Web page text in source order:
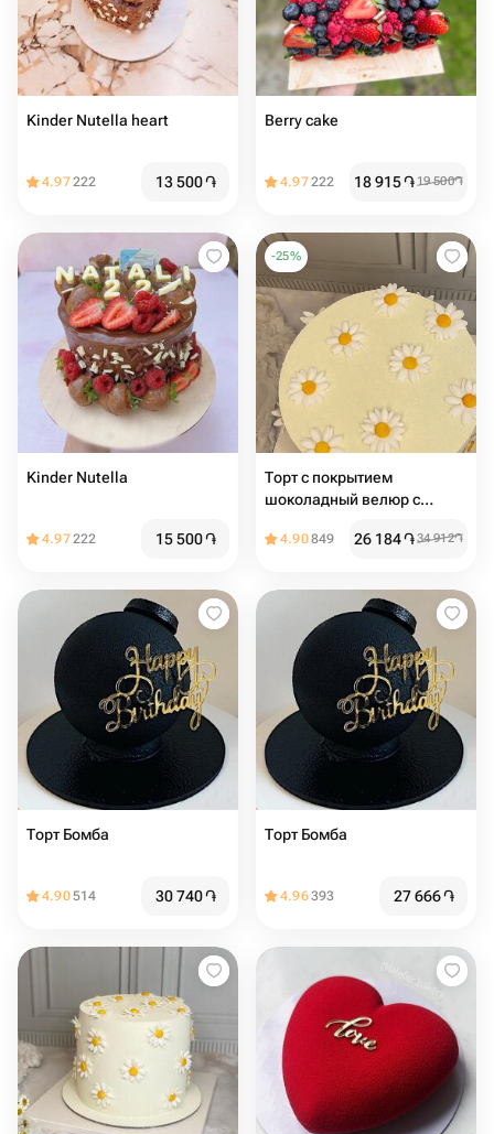
Kinder Nutella heart
4.97222 13 500֏
Berry cake
4.97222 18 915֏19 500֏
Kinder Nutella
4.97222 15 500֏
-25%
Торт с покрытием
шоколадный велюр с
день рождения, девушке,
4.90849 26 184֏34 912֏
Торт Бомба
4.90514 30 740֏
Торт Бомба
4.96393 27 666֏